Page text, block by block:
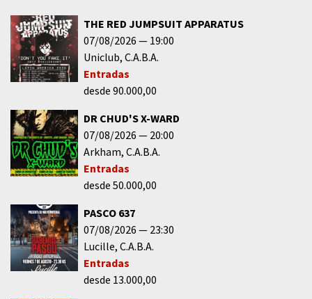
THE RED JUMPSUIT APPARATUS
07/08/2026
19:00
Uniclub C.A.B.A.
Entradas
desde 90.000,00
DR CHUD'S X-WARD
07/08/2026
20:00
Arkham C.A.B.A.
Entradas
desde 50.000,00
PASCO 637
07/08/2026
23:30
Lucille C.A.B.A.
Entradas
desde 13.000,00